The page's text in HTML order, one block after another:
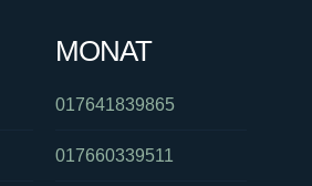
MONAT
017641839865
017660339511